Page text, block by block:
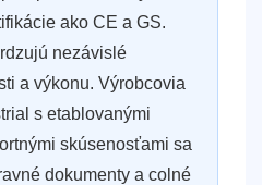
ako CE a GS.
nezávislé
a výkonu. Výrobcovia
s etablovanými
skúsenosťami sa
dokumenty a colné